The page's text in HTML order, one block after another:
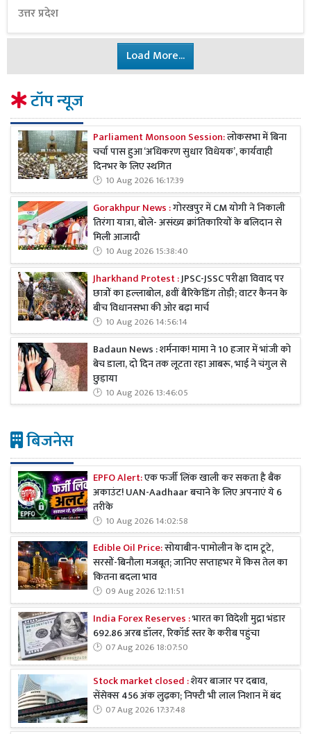
उत्तर प्रदेश
Load More...
टॉप न्यूज
Parliament Monsoon Session:लोकसभा में बिना
चर्चा पास हुआ ‘अधिकरण सुधार विधेयक’, कार्यवाही
दिनभर के लिए स्थगित
10 Aug 2026 16:17:39
Gorakhpur News :गोरखपुर में CM योगी ने निकाली
तिरंगा यात्रा, बोले- असंख्य क्रांतिकारियों के बलिदान से
मिली आजादी
10 Aug 2026 15:38:40
Jharkhand Protest :JPSC-JSSC परीक्षा विवाद पर
छात्रों का हल्लाबोल, 8वीं बैरिकेडिंग तोड़ी; वाटर कैनन के
बीच विधानसभा की ओर बढ़ा मार्च
10 Aug 2026 14:56:14
Badaun News : शर्मनाक! मामा ने 10 हजार में भांजी को
बेच डाला, दो दिन तक लूटता रहा आबरू, भाई ने चंगुल से
छुड़ाया
10 Aug 2026 13:46:05
बिजनेस
EPFO Alert:एक फर्जी लिंक खाली कर सकता है बैंक
अकाउंट! UAN-Aadhaar बचाने के लिए अपनाएं ये 6
तरीके
10 Aug 2026 14:02:58
Edible Oil Price:सोयाबीन-पामोलीन के दाम टूटे,
सरसों-बिनौला मजबूत; जानिए सप्ताहभर में किस तेल का
कितना बदला भाव
09 Aug 2026 12:11:51
India Forex Reserves :भारत का विदेशी मुद्रा भंडार
692.86 अरब डॉलर, रिकॉर्ड स्तर के करीब पहुंचा
07 Aug 2026 18:07:50
Stock market closed :शेयर बाजार पर दबाव,
सेंसेक्स 456 अंक लुढ़का; निफ्टी भी लाल निशान में बंद
07 Aug 2026 17:37:48